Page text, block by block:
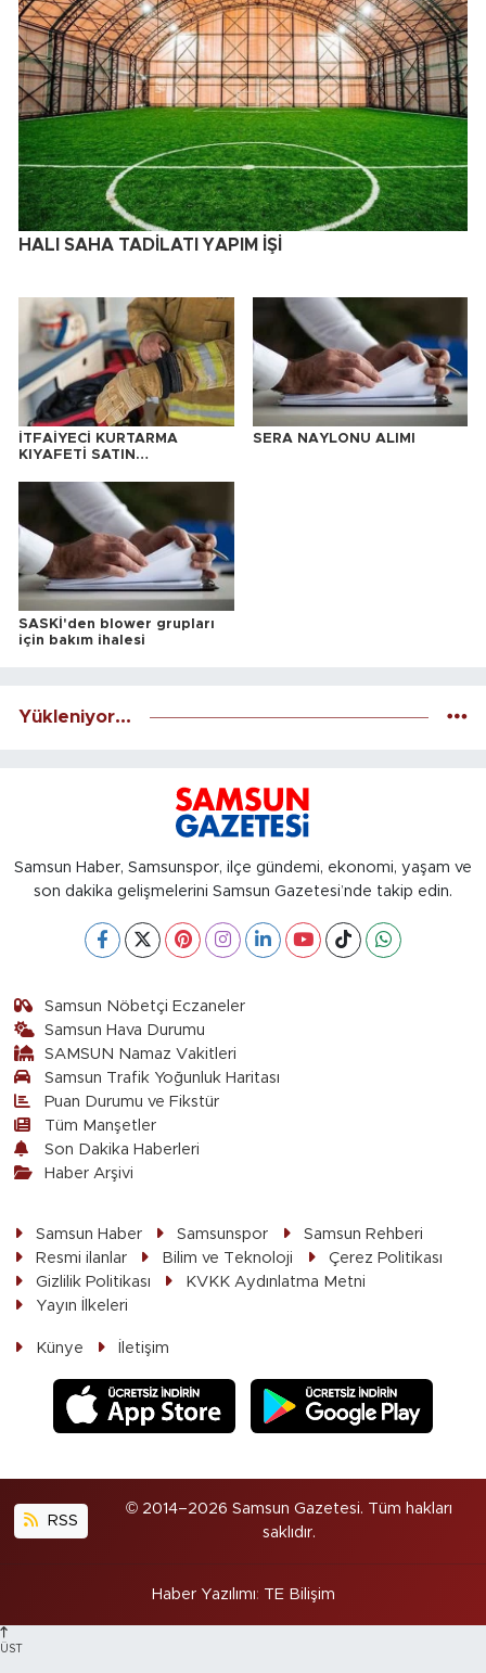
HALI SAHA TADİLATI YAPIM İŞİ
İTFAİYECİ KURTARMA
KIYAFETİ SATIN
SERA NAYLONU ALIMI
SASKİ'den blower grupları
için bakım ihalesi
Yükleniyor...
Samsun Haber, Samsunspor, ilçe gündemi, ekonomi, yaşam ve
son dakika gelişmelerini Samsun Gazetesi’nde takip edin.
Samsun Nöbetçi Eczaneler
Samsun Hava Durumu
SAMSUN Namaz Vakitleri
Samsun Trafik Yoğunluk Haritası
Puan Durumu ve Fikstür
Tüm Manşetler
Son Dakika Haberleri
Haber Arşivi
Samsun Haber Samsunspor
Samsun Rehberi
Resmi ilanlar
Bilim ve Teknoloji
Çerez Politikası
Gizlilik Politikası
KVKK Aydınlatma Metni
Yayın İlkeleri
Künye İletişim
RSS
© 2014–2026 Samsun Gazetesi. Tüm hakları
saklıdır.
Haber Yazılımı: TE Bilişim
ÜST